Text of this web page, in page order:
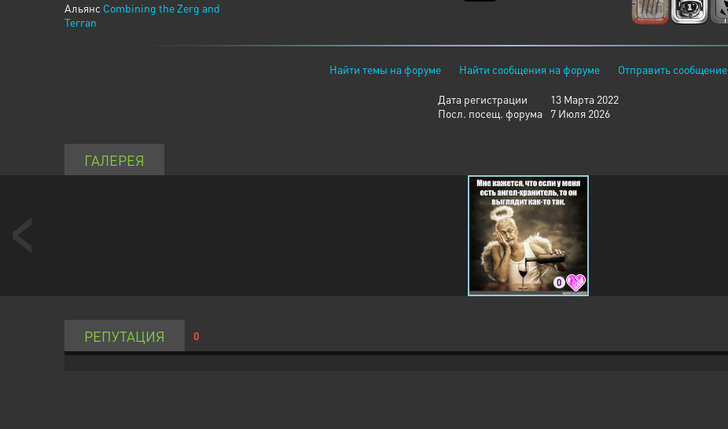
Альянс Combining the Zerg and
Terran
Найти темы на форуме Найти сообщения на форуме Отправить сообщение
Дата регистрации
13 Марта 2022
Посл. посещ. форума
7 Июля 2026
ГАЛЕРЕЯ
0
РЕПУТАЦИЯ 0